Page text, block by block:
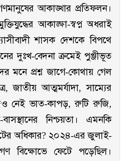
আকাঙ্খার প্রতিফলন।
আকাঙ্ক্ষা-স্বপ্ন অধরাই
শাসক দেশকে বিপথে
দুঃখ-বেদনা ক্রমেই পুঞ্জীভূত
মনে প্রশ্ন জাগে-কোথায় গেল
জাতীয় আত্মমর্যাদা, সাম্যের
নেই ভাত-কাপড়, রুটি রুজি,
বাসস্থানের নিশ্চয়তা। এমনকি
অধিকার? ২০২৪-এর জুলাই-
বিক্ষোভে ফেটে পড়েছিল।